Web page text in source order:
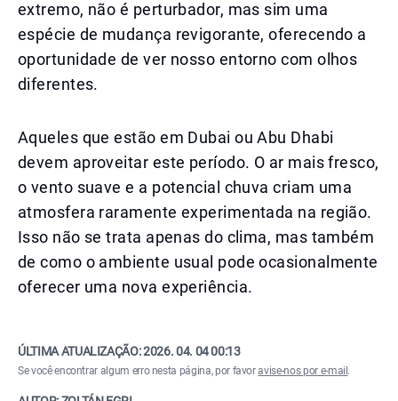
extremo, não é perturbador, mas sim uma
espécie de mudança revigorante, oferecendo a
oportunidade de ver nosso entorno com olhos
diferentes.
Aqueles que estão em Dubai ou Abu Dhabi
devem aproveitar este período. O ar mais fresco,
o vento suave e a potencial chuva criam uma
atmosfera raramente experimentada na região.
Isso não se trata apenas do clima, mas também
de como o ambiente usual pode ocasionalmente
oferecer uma nova experiência.
ÚLTIMA ATUALIZAÇÃO:2026. 04. 04 00:13
Se você encontrar algum erro nesta página, por favoravise-nos por e-mail .